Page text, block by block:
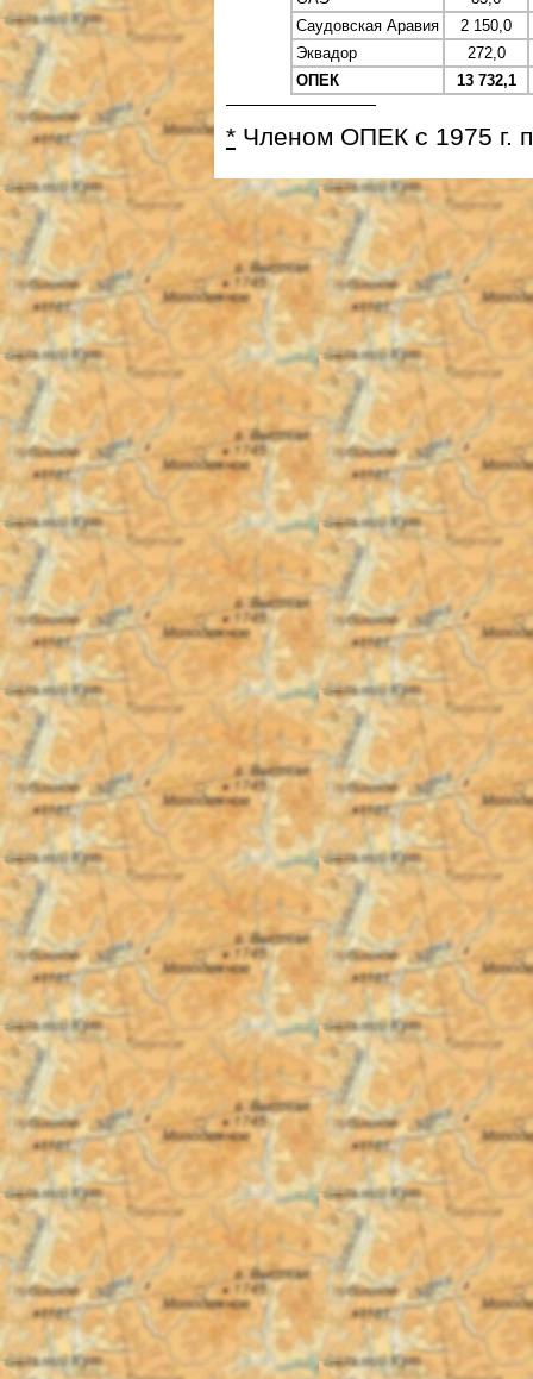
Саудовская Аравия
2 150,0
Эквадор
272,0
ОПЕК
13 732,1
* Членом ОПЕК с 1975 г.